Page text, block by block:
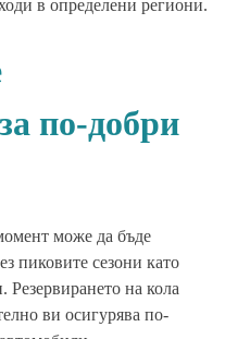
в определени региони.
по-добри
може да бъде
пиковите сезони като
Резервирането на кола
ви осигурява по-